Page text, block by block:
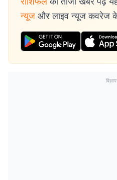
न्यूज और लाइव न्यूज कवरेज के